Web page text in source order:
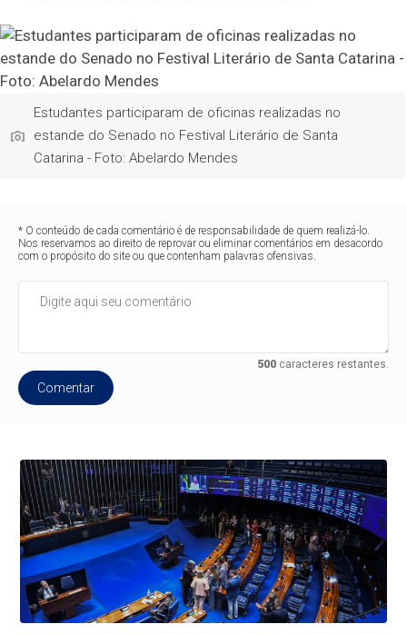
Estudantes participaram de oficinas realizadas no
estande do Senado no Festival Literário de Santa
Catarina - Foto: Abelardo Mendes
* O conteúdo de cada comentário é de responsabilidade de quem realizá-lo.
Nos reservamos ao direito de reprovar ou eliminar comentários em desacordo
com o propósito do site ou que contenham palavras ofensivas.
500caracteres restantes.
Comentar